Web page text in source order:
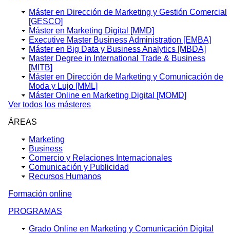
Máster en Dirección de Marketing y Gestión Comercial
[GESCO]
Máster en Marketing Digital [MMD]
Executive Master Business Administration [EMBA]
Máster en Big Data y Business Analytics [MBDA]
Master Degree in International Trade & Business
[MITB]
Máster en Dirección de Marketing y Comunicación de
Moda y Lujo [MML]
Máster Online en Marketing Digital [MOMD]
Ver todos los másteres
ÁREAS
Marketing
Business
Comercio y Relaciones Internacionales
Comunicación y Publicidad
Recursos Humanos
Formación online
PROGRAMAS
Grado Online en Marketing y Comunicación Digital